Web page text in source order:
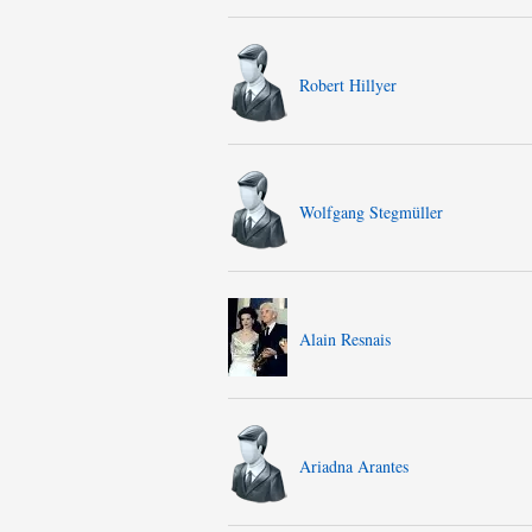
Robert Hillyer
Wolfgang Stegmüller
Alain Resnais
Ariadna Arantes